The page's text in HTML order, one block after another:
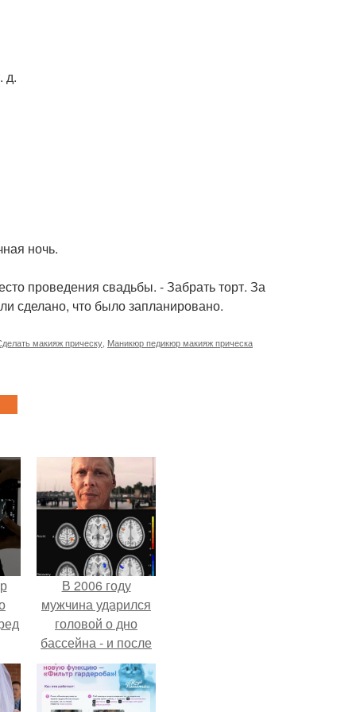
д.
ночь.
проведения свадьбы. - Забрать торт. За
сделано, что было запланировано.
макияж прическу Маникюр педикюр макияж прическа
В 2006 году
мужчина ударился
головой о дно
бассейна - и после
этого его жизнь
изменилась самым
странным образом.